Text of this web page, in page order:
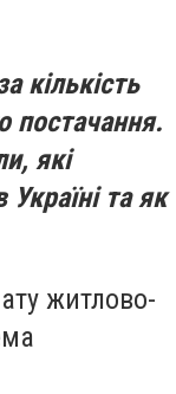
кількість
постачання.
які
Україні та як
житлово-